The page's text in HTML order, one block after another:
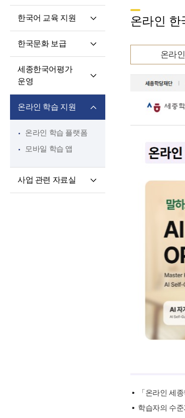
세종학당 운영 지원
한국어교원의 직무와
핵심 역량
교원 전문성 강화
파견교원 지원
한국어 교육 지원
한국문화 보급
말하기 쓰기 대회
세종학당 문화인턴
세종한국어평가
운영
온라인 학습 지원
온라인 학습 플랫폼
모바일 학습 앱
사업 관련 자료실
온라인 한
온라
「온라인 세
학습자의 수